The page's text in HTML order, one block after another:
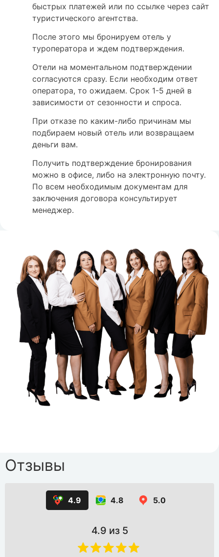
быстрых платежей или по ссылке через сайт
туристического агентства.
После этого мы бронируем отель у
туроператора и ждем подтверждения.
Отели на моментальном подтверждении
согласуются сразу. Если необходим ответ
оператора, то ожидаем. Срок 1-5 дней в
зависимости от сезонности и спроса.
При отказе по каким-либо причинам мы
подбираем новый отель или возвращаем
деньги вам.
Получить подтверждение бронирования
можно в офисе, либо на электронную почту.
По всем необходимым документам для
заключения договора консультирует
менеджер.
Отзывы
4.9 4.8 5.0
4.9 из 5